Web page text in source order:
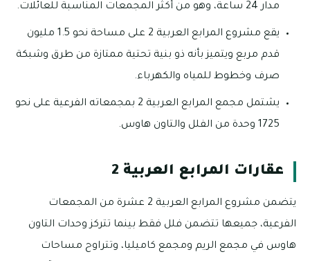
مدار 24 ساعة، وهو من أكثر المجمعات المناسبة للعائلات.
يقع مشروع المرابع العربية 2 على مساحة نحو 1.5 مليون
قدم مربع ويتميز بأنه ذو بنية تحتية ممتازة من طرق وشبكة
صرف وخطوط للمياه والكهرباء.
يشتمل مجمع المرابع العربية 2 بمجمعاته الفرعية على نحو
1725 وحدة من الفلل والتاون هاوس.
عقارات المرابع العربية 2
يتضمن مشروع المرابع العربية 2 عشرة من المجمعات
الفرعية، جميعها تتضمن فلل فقط بينما تتركز وحدات التاون
هاوس في مجمع الريم ومجمع كاميليا، وتتراوح مساحات